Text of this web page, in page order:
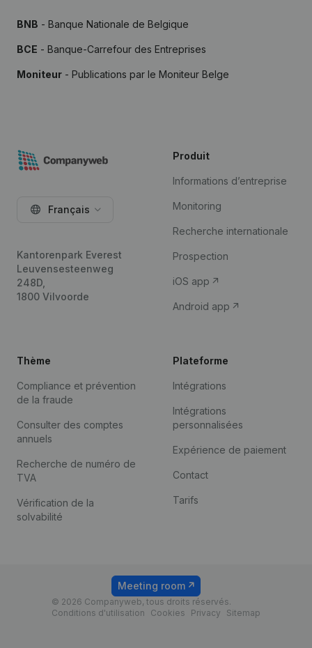
BNB - Banque Nationale de Belgique
BCE - Banque-Carrefour des Entreprises
Moniteur - Publications par le Moniteur Belge
Français
Kantorenpark Everest
Leuvensesteenweg
248D,
1800 Vilvoorde
Produit
Informations d’entreprise
Monitoring
Recherche internationale
Prospection
iOS app
Android app
Thème
Compliance et prévention
de la fraude
Consulter des comptes
annuels
Recherche de numéro de
TVA
Vérification de la
solvabilité
Plateforme
Intégrations
Intégrations
personnalisées
Expérience de paiement
Contact
Tarifs
© 2026 Companyweb, tous droits réservés.
Conditions d'utilisation
Cookies Privacy Sitemap
Meeting room